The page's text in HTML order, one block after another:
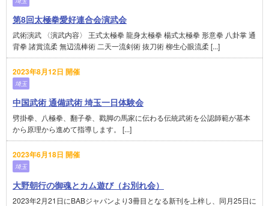
第8回太極拳愛好連合会演武会
武術演武 〈演武内容〉 王式太極拳 龍身太極拳 楊式太極拳 形意拳 八卦掌 通
背拳 諸賞流柔 無辺流棒術 二天一流剣術 抜刀術 柳生心眼流柔 [...]
2023年8月12日 開催
埼玉
中国武術 通備武術 埼玉一日体験会
劈掛拳、八極拳、翻子拳、戳脚の馬家に伝わる伝統武術を公認師範が基本
から原理から進めて指導します。 [...]
2023年6月18日 開催
埼玉
大野朝行の御魂とカム遊び（お別れ会）
2023年2月21日にBABジャパンより3冊目となる新刊を上梓し、同月25日に